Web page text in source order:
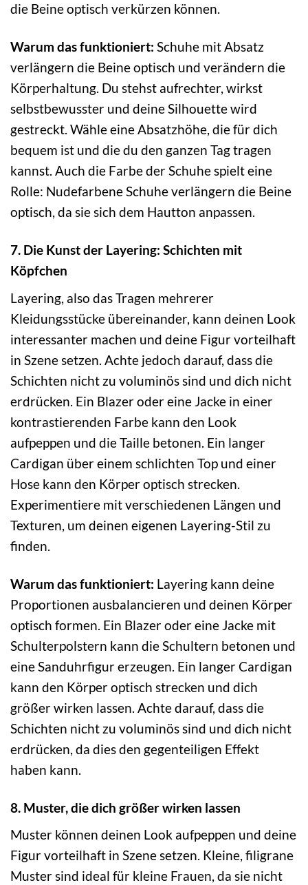
die Beine optisch verkürzen können.
Warum das funktioniert: Schuhe mit Absatz
verlängern die Beine optisch und verändern die
Körperhaltung. Du stehst aufrechter, wirkst
selbstbewusster und deine Silhouette wird
gestreckt. Wähle eine Absatzhöhe, die für dich
bequem ist und die du den ganzen Tag tragen
kannst. Auch die Farbe der Schuhe spielt eine
Rolle: Nudefarbene Schuhe verlängern die Beine
optisch, da sie sich dem Hautton anpassen.
7. Die Kunst der Layering: Schichten mit
Köpfchen
Layering, also das Tragen mehrerer
Kleidungsstücke übereinander, kann deinen Look
interessanter machen und deine Figur vorteilhaft
in Szene setzen. Achte jedoch darauf, dass die
Schichten nicht zu voluminös sind und dich nicht
erdrücken. Ein Blazer oder eine Jacke in einer
kontrastierenden Farbe kann den Look
aufpeppen und die Taille betonen. Ein langer
Cardigan über einem schlichten Top und einer
Hose kann den Körper optisch strecken.
Experimentiere mit verschiedenen Längen und
Texturen, um deinen eigenen Layering-Stil zu
finden.
Warum das funktioniert: Layering kann deine
Proportionen ausbalancieren und deinen Körper
optisch formen. Ein Blazer oder eine Jacke mit
Schulterpolstern kann die Schultern betonen und
eine Sanduhrfigur erzeugen. Ein langer Cardigan
kann den Körper optisch strecken und dich
größer wirken lassen. Achte darauf, dass die
Schichten nicht zu voluminös sind und dich nicht
erdrücken, da dies den gegenteiligen Effekt
haben kann.
8. Muster, die dich größer wirken lassen
Muster können deinen Look aufpeppen und deine
Figur vorteilhaft in Szene setzen. Kleine, filigrane
Muster sind ideal für kleine Frauen, da sie nicht